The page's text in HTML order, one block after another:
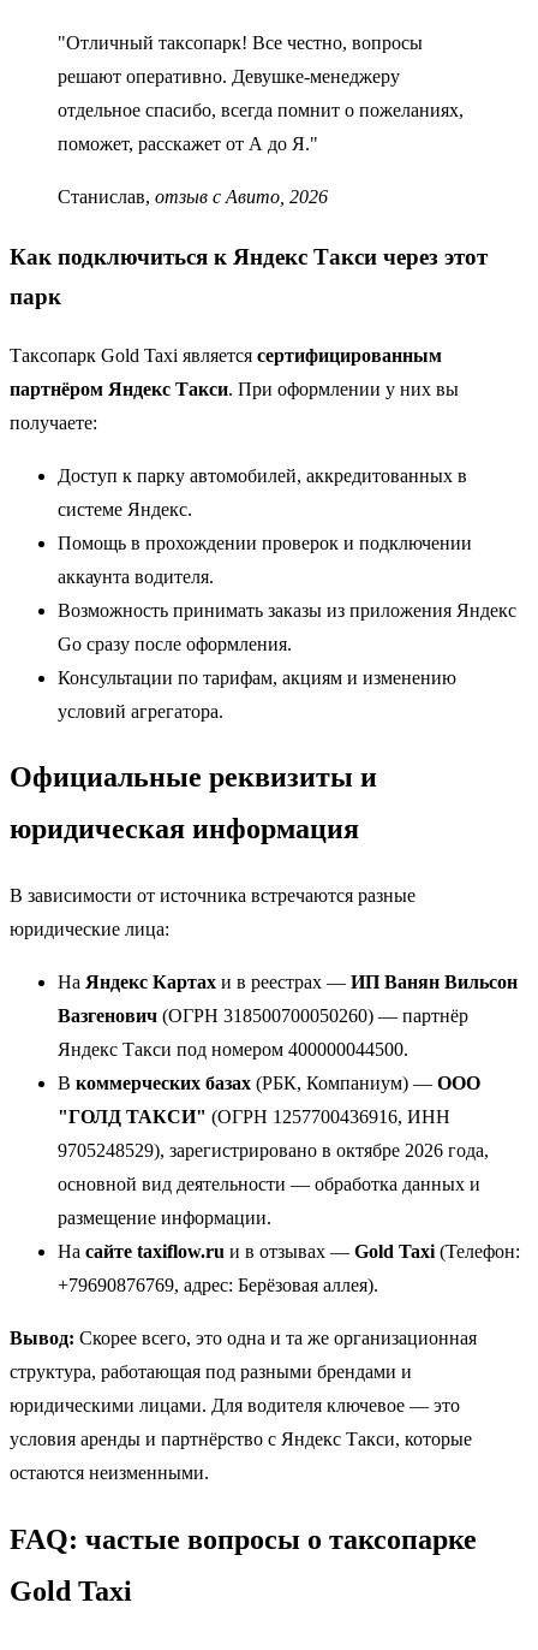
"Отличный таксопарк! Все честно, вопросы
решают оперативно. Девушке-менеджеру
отдельное спасибо, всегда помнит о пожеланиях,
поможет, расскажет от А до Я."
Станислав, отзыв с Авито, 2026
Как подключиться к Яндекс Такси через этот
парк
Таксопарк Gold Taxi является сертифицированным
партнёром Яндекс Такси. При оформлении у них вы
получаете:
Доступ к парку автомобилей, аккредитованных в
системе Яндекс.
Помощь в прохождении проверок и подключении
аккаунта водителя.
Возможность принимать заказы из приложения Яндекс
Go сразу после оформления.
Консультации по тарифам, акциям и изменению
условий агрегатора.
Официальные реквизиты и
юридическая информация
В зависимости от источника встречаются разные
юридические лица:
На Яндекс Картах и в реестрах — ИП Ванян Вильсон
Вазгенович (ОГРН 318500700050260) — партнёр
Яндекс Такси под номером 400000044500.
В коммерческих базах (РБК, Компаниум) — ООО
"ГОЛД ТАКСИ" (ОГРН 1257700436916, ИНН
9705248529), зарегистрировано в октябре 2026 года,
основной вид деятельности — обработка данных и
размещение информации.
На сайте taxiflow.ru и в отзывах — Gold Taxi (Телефон:
+79690876769, адрес: Берёзовая аллея).
Вывод: Скорее всего, это одна и та же организационная
структура, работающая под разными брендами и
юридическими лицами. Для водителя ключевое — это
условия аренды и партнёрство с Яндекс Такси, которые
остаются неизменными.
FAQ: частые вопросы о таксопарке
Gold Taxi